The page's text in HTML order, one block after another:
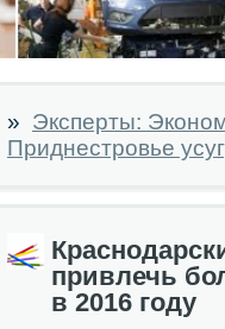
» Эксперты:
Приднестровье
привлечь
в 2016 году